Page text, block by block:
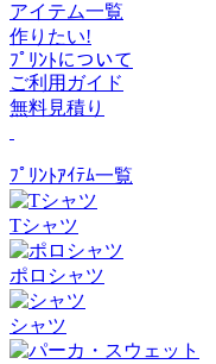
アイテム一覧
作りたい!
ﾌﾟﾘﾝﾄについて
ご利用ガイド
無料見積り
ﾌﾟﾘﾝﾄｱｲﾃﾑ一覧
Tシャツ
ポロシャツ
シャツ